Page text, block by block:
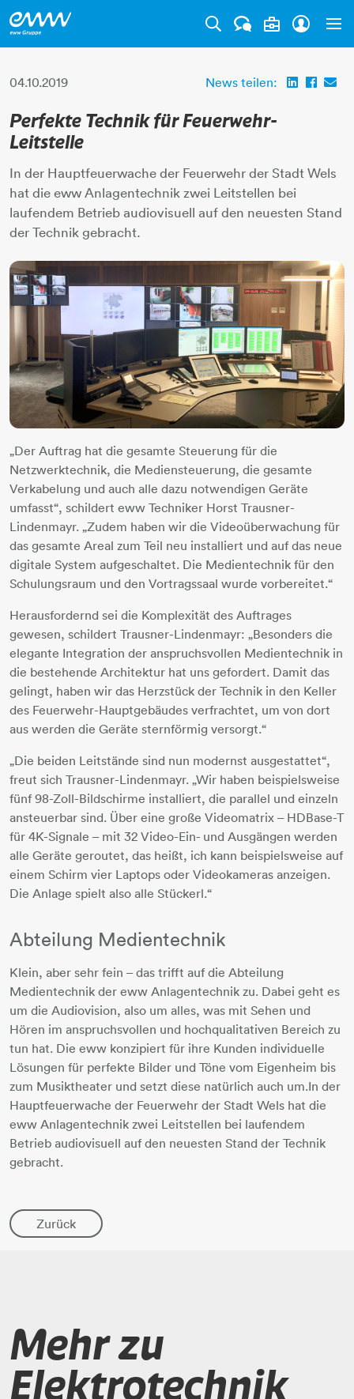
04.10.2019 News teilen:
Perfekte Technik für Feuerwehr-
Leitstelle
In der Hauptfeuerwache der Feuerwehr der Stadt Wels
hat die eww Anlagentechnik zwei Leitstellen bei
laufendem Betrieb audiovisuell auf den neuesten Stand
der Technik gebracht.
„Der Auftrag hat die gesamte Steuerung für die
Netzwerktechnik, die Mediensteuerung, die gesamte
Verkabelung und auch alle dazu notwendigen Geräte
umfasst“, schildert eww Techniker Horst Trausner-
Lindenmayr. „Zudem haben wir die Videoüberwachung für
das gesamte Areal zum Teil neu installiert und auf das neue
digitale System aufgeschaltet. Die Medientechnik für den
Schulungsraum und den Vortragssaal wurde vorbereitet.“
Herausfordernd sei die Komplexität des Auftrages
gewesen, schildert Trausner-Lindenmayr: „Besonders die
elegante Integration der anspruchsvollen Medientechnik in
die bestehende Architektur hat uns gefordert. Damit das
gelingt, haben wir das Herzstück der Technik in den Keller
des Feuerwehr-Hauptgebäudes verfrachtet, um von dort
aus werden die Geräte sternförmig versorgt.“
„Die beiden Leitstände sind nun modernst ausgestattet“,
freut sich Trausner-Lindenmayr. „Wir haben beispielsweise
fünf 98-Zoll-Bildschirme installiert, die parallel und einzeln
ansteuerbar sind. Über eine große Videomatrix – HDBase-T
für 4K-Signale – mit 32 Video-Ein- und Ausgängen werden
alle Geräte geroutet, das heißt, ich kann beispielsweise auf
einem Schirm vier Laptops oder Videokameras anzeigen.
Die Anlage spielt also alle Stückerl.“
Abteilung Medientechnik
Klein, aber sehr fein – das trifft auf die Abteilung
Medientechnik der eww Anlagentechnik zu. Dabei geht es
um die Audiovision, also um alles, was mit Sehen und
Hören im anspruchsvollen und hochqualitativen Bereich zu
tun hat. Die eww konzipiert für ihre Kunden individuelle
Lösungen für perfekte Bilder und Töne vom Eigenheim bis
zum Musiktheater und setzt diese natürlich auch um.In der
Hauptfeuerwache der Feuerwehr der Stadt Wels hat die
eww Anlagentechnik zwei Leitstellen bei laufendem
Betrieb audiovisuell auf den neuesten Stand der Technik
gebracht.
Zurück
Mehr zu
Elektrotechnik